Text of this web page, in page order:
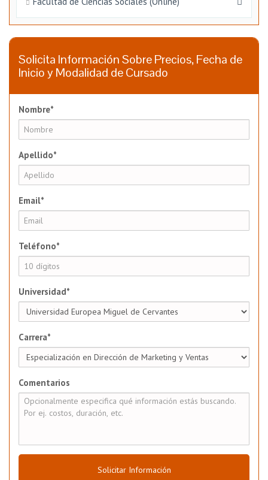
Solicita Información Sobre Precios, Fecha de
Inicio y Modalidad de Cursado
Nombre*
Apellido*
Email*
Teléfono*
Universidad*
Carrera*
Comentarios
Solicitar Información